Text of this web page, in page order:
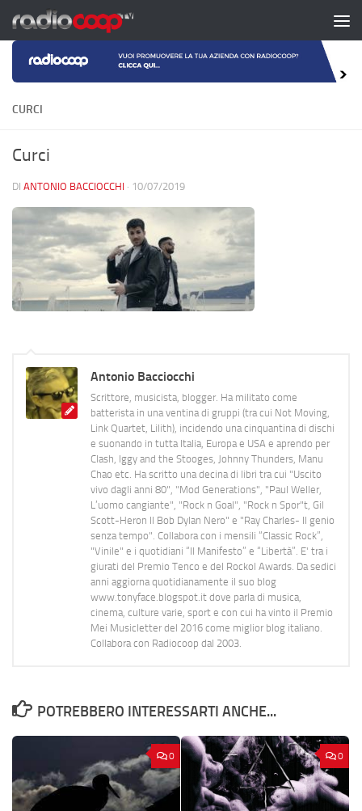
Salta al contenuto
CURCI
Curci
DI ANTONIO BACCIOCCHI · 10/07/2019
Antonio Bacciocchi
Scrittore, musicista, blogger. Ha militato come
batterista in una ventina di gruppi (tra cui Not Moving,
Link Quartet, Lilith), incidendo una cinquantina di dischi
e suonando in tutta Italia, Europa e USA e aprendo per
Clash, Iggy and the Stooges, Johnny Thunders, Manu
Chao etc. Ha scritto una decina di libri tra cui "Uscito
vivo dagli anni 80", "Mod Generations", "Paul Weller,
L’uomo cangiante", "Rock n Goal", "Rock n Spor"t, Gil
Scott-Heron Il Bob Dylan Nero" e "Ray Charles- Il genio
senza tempo". Collabora con i mensili “Classic Rock”,
"Vinile" e i quotidiani “Il Manifesto” e “Libertà”. E' tra i
giurati del Premio Tenco e del Rockol Awards. Da sedici
anni aggiorna quotidianamente il suo blog
www.tonyface.blogspot.it dove parla di musica,
cinema, culture varie, sport e con cui ha vinto il Premio
Mei Musicletter del 2016 come miglior blog italiano.
Collabora con Radiocoop dal 2003.
POTREBBERO INTERESSARTI ANCHE...
0 0